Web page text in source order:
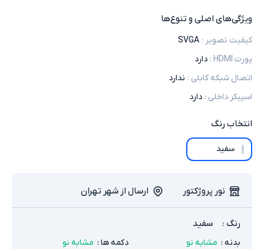
ویژگی‌های اصلی و تنوع‌ها
کیفیت تصویر :
SVGA
پورت HDMI
: دارد
اتصال شبکه کابلی : ندارد
اسپیکر داخلی : دارد
انتخابرنگ
سفید
نور پروژکتور ارسال از شهر تهران
رنگ : سفید
بدنه : مشابه نو دکمه ها : مشابه نو